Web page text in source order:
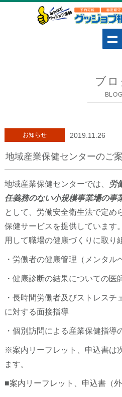
ブロ
BLOG
お知らせ 2019.11.26
地域産業保健センターのご
地域産業保健センターでは、
労
任義務のない小規模事業場の事
として、労働安全衛生法で定め
保健サービスを提供しています
用して職場の健康づくりに取り
・労働者の健康管理（メンタル
・健康診断の結果についての医
・長時間労働者及びストレス
に対する面接指導
・個別訪問による産業保健指導
※案内リーフレット、申込書は
ます。
■案内リーフレット、申込書（外